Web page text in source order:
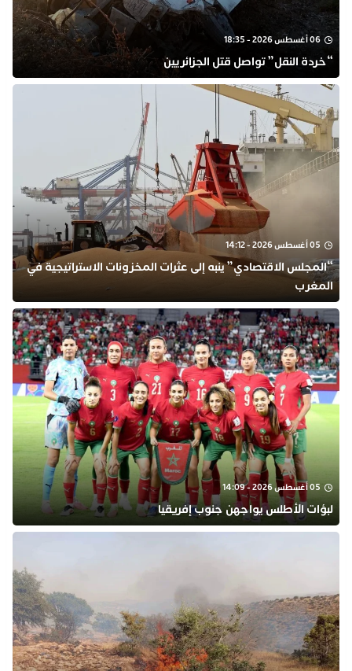
06 أغسطس 2026 - 18:35
“خردة النقل” تواصل قتل الجزائريين
05 أغسطس 2026 - 14:12
“المجلس الاقتصادي” ينبه إلى عثرات المخزونات الاستراتيجية في
المغرب
05 أغسطس 2026 - 14:09
لبؤات الأطلس يواجهن جنوب إفريقيا